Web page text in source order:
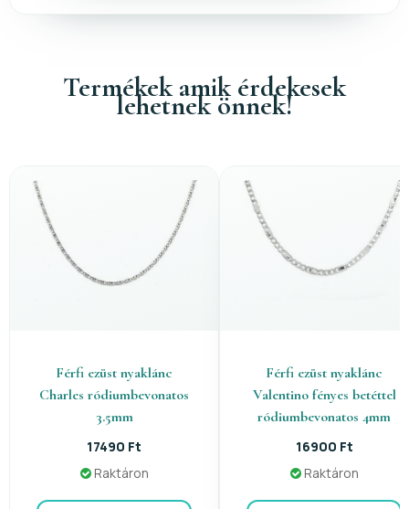
Termékek amik érdekesek
lehetnek önnek!
Férfi ezüst nyaklánc
Charles ródiumbevonatos
3.5mm
17490 Ft
Raktáron
Férfi ezüst nyaklánc
Valentino fényes betéttel
ródiumbevonatos 4mm
16900 Ft
Raktáron